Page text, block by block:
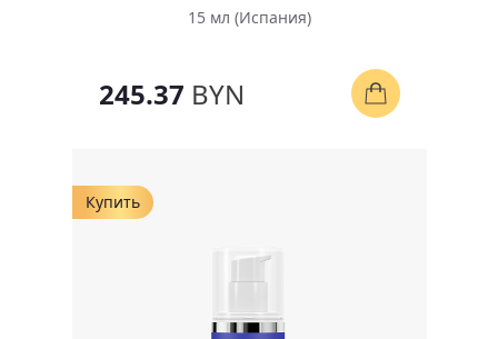
15 мл (Испания)
245.37 BYN
Купить